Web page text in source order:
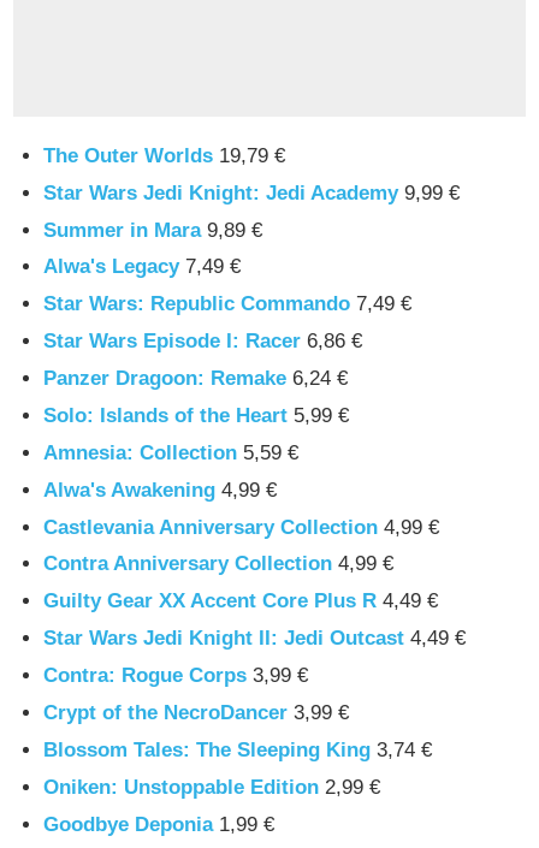
The Outer Worlds 19,79 €
Star Wars Jedi Knight: Jedi Academy9,99 €
Summer in Mara9,89 €
Alwa's Legacy7,49 €
Star Wars: Republic Commando 7,49 €
Star Wars Episode I: Racer 6,86 €
Panzer Dragoon: Remake 6,24 €
Solo: Islands of the Heart 5,99 €
Amnesia: Collection 5,59 €
Alwa's Awakening 4,99 €
Castlevania Anniversary Collection 4,99 €
Contra Anniversary Collection 4,99 €
Guilty Gear XX Accent Core Plus R 4,49 €
Star Wars Jedi Knight II: Jedi Outcast 4,49 €
Contra: Rogue Corps 3,99 €
Crypt of the NecroDancer 3,99 €
Blossom Tales: The Sleeping King 3,74 €
Oniken: Unstoppable Edition 2,99 €
Goodbye Deponia1,99 €